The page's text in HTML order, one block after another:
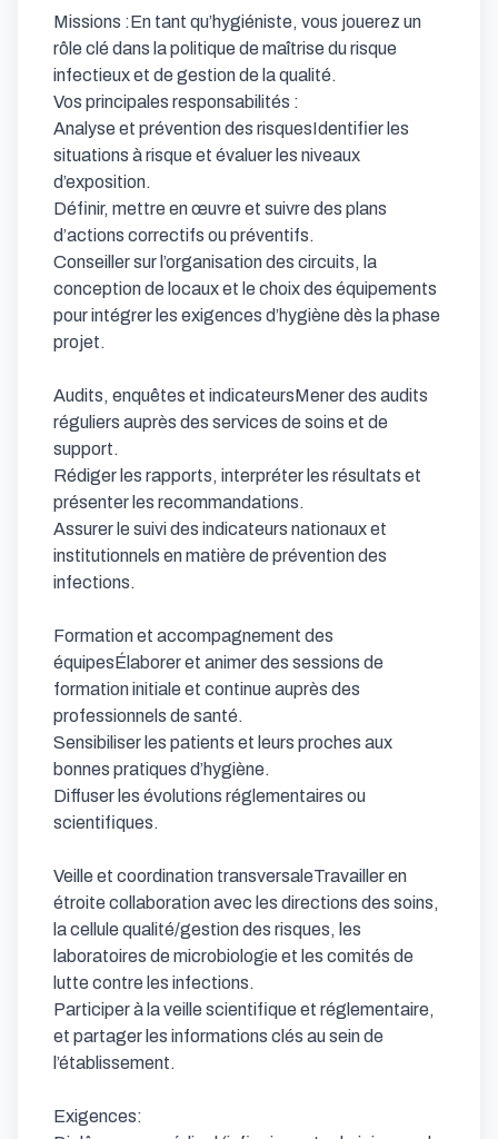
Missions :En tant qu’hygiéniste, vous jouerez un
rôle clé dans la politique de maîtrise du risque
infectieux et de gestion de la qualité.
Vos principales responsabilités :
Analyse et prévention des risquesIdentifier les
situations à risque et évaluer les niveaux
d’exposition.
Définir, mettre en œuvre et suivre des plans
d’actions correctifs ou préventifs.
Conseiller sur l’organisation des circuits, la
conception de locaux et le choix des équipements
pour intégrer les exigences d’hygiène dès la phase
projet.
Audits, enquêtes et indicateursMener des audits
réguliers auprès des services de soins et de
support.
Rédiger les rapports, interpréter les résultats et
présenter les recommandations.
Assurer le suivi des indicateurs nationaux et
institutionnels en matière de prévention des
infections.
Formation et accompagnement des
équipesÉlaborer et animer des sessions de
formation initiale et continue auprès des
professionnels de santé.
Sensibiliser les patients et leurs proches aux
bonnes pratiques d’hygiène.
Diffuser les évolutions réglementaires ou
scientifiques.
Veille et coordination transversaleTravailler en
étroite collaboration avec les directions des soins,
la cellule qualité/gestion des risques, les
laboratoires de microbiologie et les comités de
lutte contre les infections.
Participer à la veille scientifique et réglementaire,
et partager les informations clés au sein de
l’établissement.
Exigences: